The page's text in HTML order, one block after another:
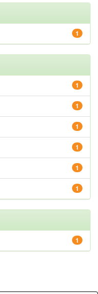
1
1
1
1
1
1
1
1